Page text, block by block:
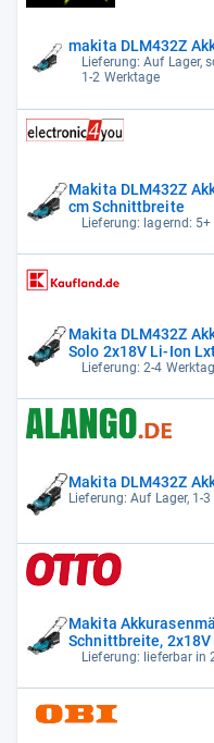
makita DLM432Z
Lieferung: Auf Lager,
1-2 Werktage
Makita DLM432Z
cm Schnittbreite
Lieferung: lagernd: 5+
Makita DLM432Z
Solo 2x18V Li-Ion
Lieferung: 2-4
Makita DLM432Z
Lieferung: Auf Lager, 1-
Makita
Schnittbreite, 2x18V
Lieferung: lieferbar in